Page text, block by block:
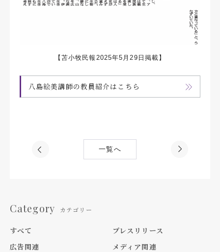
【苫小牧民報2025年5月29日掲載】
八島絵美講師の教員紹介はこちら
一覧へ
Category カテゴリー
すべて
プレスリリース
広告関連
メディア関連